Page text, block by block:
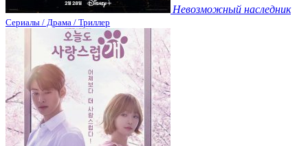
Невозможный наследник
Сериалы / Драма / Триллер